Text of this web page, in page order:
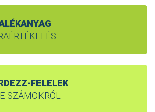
FELELEK
SZÁMOKRÓL